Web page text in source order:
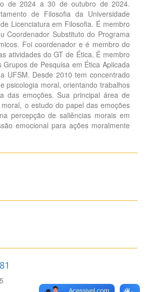
de 2024 a 30 de outubro de 2024.
de Filosofia da Universidade
Licenciatura em Filosofia. É membro
Coordenador Substituto do Programa
Foi coordenador e é membro do
atividades do GT de Ética. É membro
de Pesquisa em Ética Aplicada
UFSM. Desde 2010 tem concentrado
psicologia moral, orientando trabalhos
das emoções. Sua principal área de
o estudo do papel das emoções
percepção de saliências morais em
emocional para ações moralmente